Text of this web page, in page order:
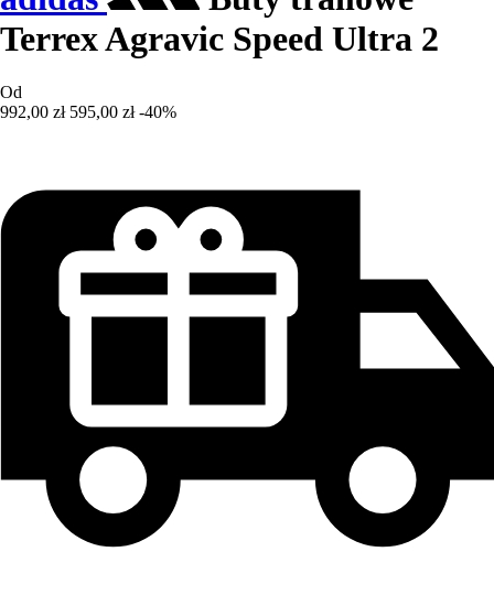
Terrex Agravic Speed Ultra 2
Od
992,00 zł 595,00 zł -40%